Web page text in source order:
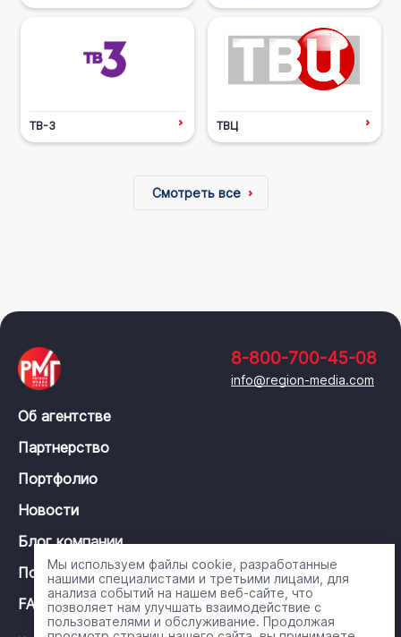
ТВ-3 ТВЦ
Смотреть все
8-800-700-45-08
info@region-media.com
Об агентстве
Партнерство
Портфолио
Новости
Блог компании
Политика конфиденциальности
FAQ
Мы используем файлы cookie, разработанные
нашими специалистами и третьими лицами, для
анализа событий на нашем веб-сайте, что
позволяет нам улучшать взаимодействие с
пользователями и обслуживание. Продолжая